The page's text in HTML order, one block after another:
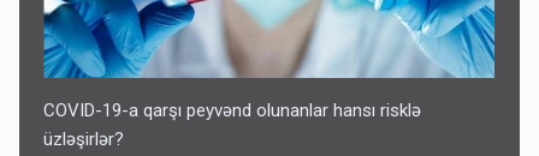
COVID-19-a qarşı peyvənd olunanlar hansı risklə
üzləşirlər?